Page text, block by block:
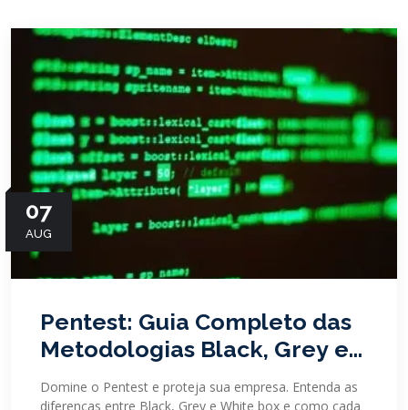
07
AUG
Pentest: Guia Completo das
Metodologias Black, Grey e
White Box
Domine o Pentest e proteja sua empresa. Entenda as
diferenças entre Black, Grey e White box e como cada